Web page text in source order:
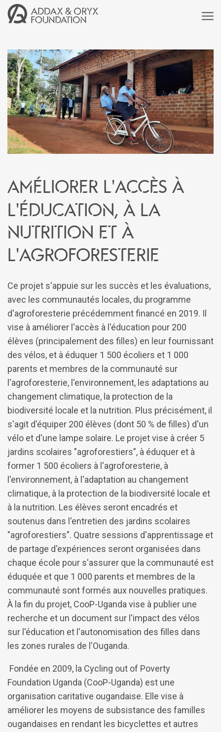
Améliorer l'accès à
l'éducation, à la
nutrition et à
l'agroforesterie
Ce projet s'appuie sur les succès et les évaluations,
avec les communautés locales, du programme
d'agroforesterie précédemment financé en 2019. Il
vise à améliorer l'accès à l'éducation pour 200
élèves (principalement des filles) en leur fournissant
des vélos, et à éduquer 1 500 écoliers et 1 000
parents et membres de la communauté sur
l'agroforesterie, l'environnement, les adaptations au
changement climatique, la protection de la
biodiversité locale et la nutrition. Plus précisément, il
s'agit d'équiper 200 élèves (dont 50 % de filles) d'un
vélo et d'une lampe solaire. Le projet vise à créer 5
jardins scolaires "agroforestiers", à éduquer et à
former 1 500 écoliers à l'agroforesterie, à
l'environnement, à l'adaptation au changement
climatique, à la protection de la biodiversité locale et
à la nutrition. Les élèves seront encadrés et
soutenus dans l'entretien des jardins scolaires
"agroforestiers". Quatre sessions d'apprentissage et
de partage d'expériences seront organisées dans
chaque école pour s'assurer que la communauté est
éduquée et que 1 000 parents et membres de la
communauté sont formés aux nouvelles pratiques.
À la fin du projet, CooP-Uganda vise à publier une
recherche et un document sur l'impact des vélos
sur l'éducation et l'autonomisation des filles dans
les zones rurales de l'Ouganda.
Fondée en 2009, la Cycling out of Poverty
Foundation Uganda (CooP-Uganda) est une
organisation caritative ougandaise. Elle vise à
améliorer les moyens de subsistance des familles
ougandaises en rendant les bicyclettes et autres